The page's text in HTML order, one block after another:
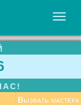
Вызвать мастера